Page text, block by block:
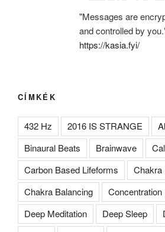
"Messages are
and controlled by
https://kasia.fyi/
CÍMKÉK
432 Hz 2016 IS STRANGE
Binaural Beats
Brainwave
Carbon Based Lifeforms
Chakra
Chakra Balancing
Concentration
Deep Meditation
Deep Sleep